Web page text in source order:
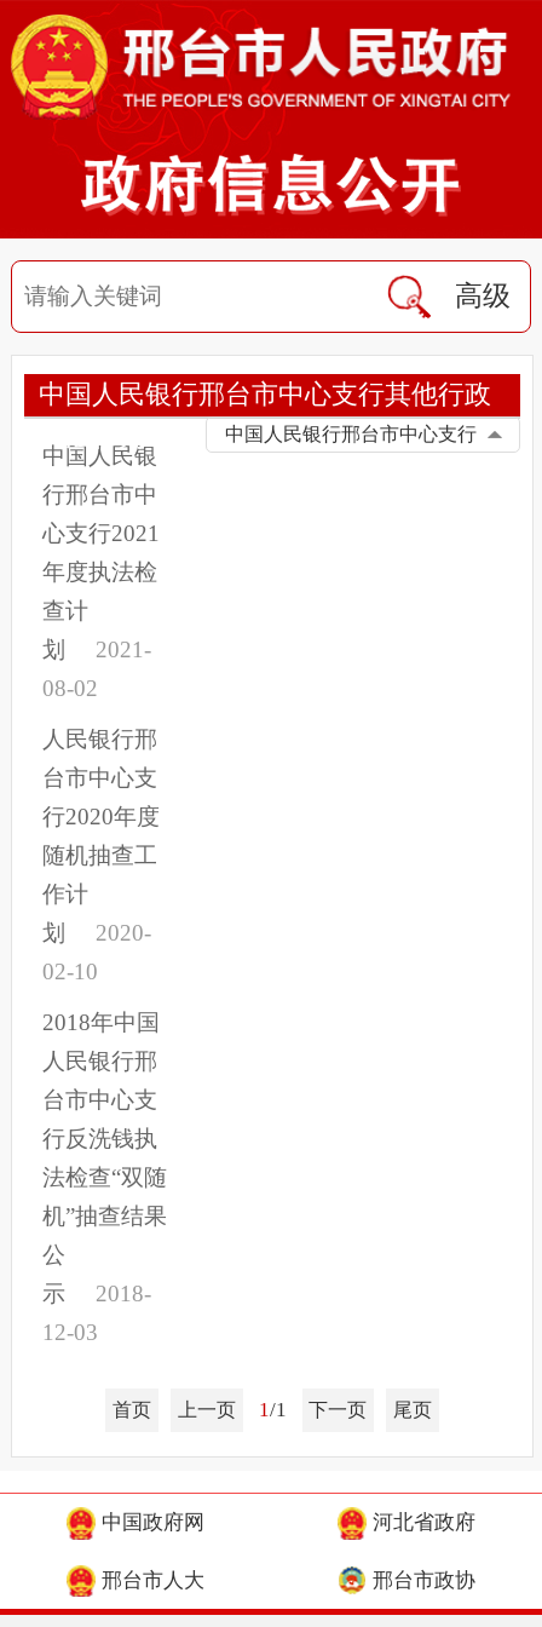
高级
中国人民银行邢台市中心支行其他行政
中国人民银行邢台市中心支行
中国人民银
行邢台市中
心支行2021
年度执法检
查计
划
2021-
08-02
人民银行邢
台市中心支
行2020年度
随机抽查工
作计
划
2020-
02-10
2018年中国
人民银行邢
台市中心支
行反洗钱执
法检查“双随
机”抽查结果
公
示
2018-
12-03
首页 上一页 1/1 下一页 尾页
中国政府网 河北省政府
邢台市人大 邢台市政协